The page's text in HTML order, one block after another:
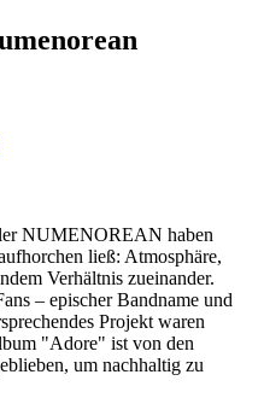
NUMENOREAN haben
ließ: Atmosphäre,
Verhältnis zueinander.
– epischer Bandname und
Projekt waren
"Adore" ist von den
um nachhaltig zu